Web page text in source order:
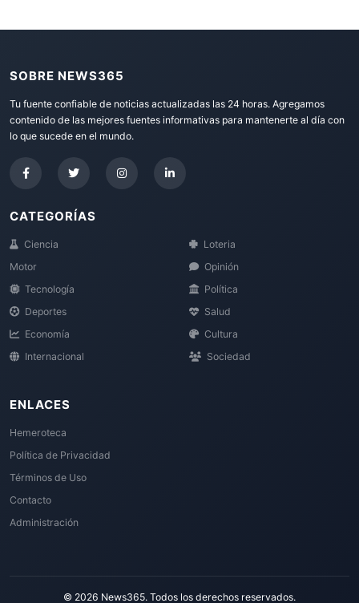
SOBRE NEWS365
Tu fuente confiable de noticias actualizadas las 24 horas. Agregamos
contenido de las mejores fuentes informativas para mantenerte al día con
lo que sucede en el mundo.
CATEGORÍAS
Ciencia
Motor
Tecnología
Deportes
Economía
Internacional
Loteria
Opinión
Política
Salud
Cultura
Sociedad
ENLACES
Hemeroteca
Política de Privacidad
Términos de Uso
Contacto
Administración
© 2026 News365. Todos los derechos reservados.